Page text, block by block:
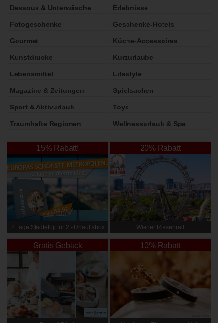
Dessous & Unterwäsche Erlebnisse
Fotogeschenke Geschenke-Hotels
Gourmet Küche-Accessoires
Kunstdrucke Kurzurlaube
Lebensmittel Lifestyle
Magazine & Zeitungen Spielsachen
Sport & Aktivurlaub Toys
Traumhafte Regionen Wellnessurlaub & Spa
15% Rabatt!
2 Tage Städtetrip für 2 - Urlaubsbox
20% Rabatt
Wiener Riesenrad
Gratis Gebäck 10% Rabatt